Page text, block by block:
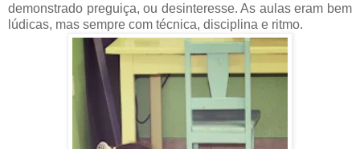
demonstrado preguiça, ou desinteresse. As aulas eram bem
lúdicas, mas sempre com técnica, disciplina e ritmo.